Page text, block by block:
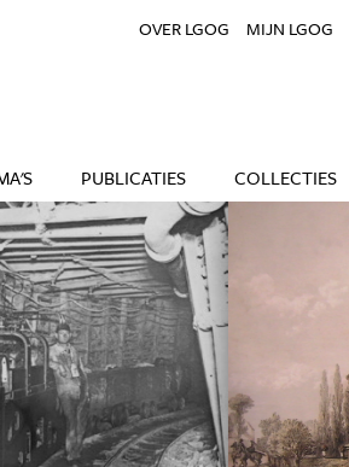
PUBLICATIES COLLECTIES
OVER LGOG MIJN LGOG